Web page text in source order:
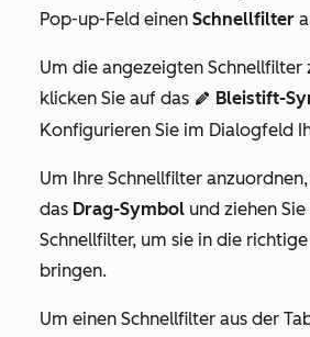
Pop-up-Feld einen Schnellfilter
Um die angezeigten Schnellfilter
klicken Sie auf das edit Bleistift-
Konfigurieren Sie im Dialogfeld
Um Ihre Schnellfilter
das Drag-Symbol und ziehen
Schnellfilter, um sie in die
bringen.
Um einen Schnellfilter aus der